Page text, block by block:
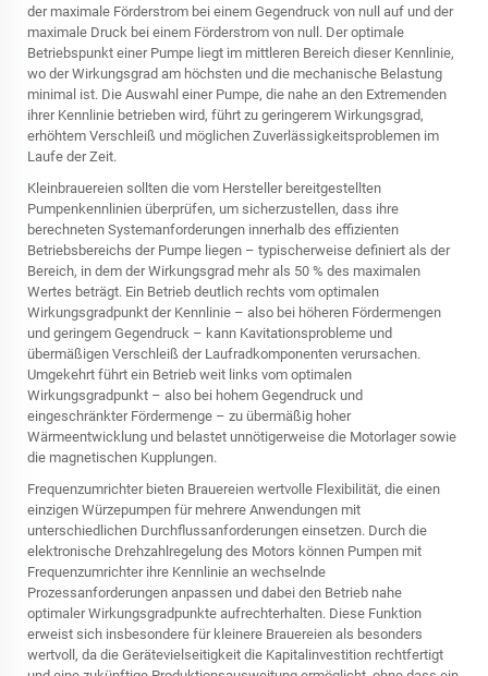
der maximale Förderstrom bei einem Gegendruck von null auf und der
maximale Druck bei einem Förderstrom von null. Der optimale
Betriebspunkt einer Pumpe liegt im mittleren Bereich dieser Kennlinie,
wo der Wirkungsgrad am höchsten und die mechanische Belastung
minimal ist. Die Auswahl einer Pumpe, die nahe an den Extremenden
ihrer Kennlinie betrieben wird, führt zu geringerem Wirkungsgrad,
erhöhtem Verschleiß und möglichen Zuverlässigkeitsproblemen im
Laufe der Zeit.
Kleinbrauereien sollten die vom Hersteller bereitgestellten
Pumpenkennlinien überprüfen, um sicherzustellen, dass ihre
berechneten Systemanforderungen innerhalb des effizienten
Betriebsbereichs der Pumpe liegen – typischerweise definiert als der
Bereich, in dem der Wirkungsgrad mehr als 50 % des maximalen
Wertes beträgt. Ein Betrieb deutlich rechts vom optimalen
Wirkungsgradpunkt der Kennlinie – also bei höheren Fördermengen
und geringem Gegendruck – kann Kavitationsprobleme und
übermäßigen Verschleiß der Laufradkomponenten verursachen.
Umgekehrt führt ein Betrieb weit links vom optimalen
Wirkungsgradpunkt – also bei hohem Gegendruck und
eingeschränkter Fördermenge – zu übermäßig hoher
Wärmeentwicklung und belastet unnötigerweise die Motorlager sowie
die magnetischen Kupplungen.
Frequenzumrichter bieten Brauereien wertvolle Flexibilität, die einen
einzigen Würzepumpen für mehrere Anwendungen mit
unterschiedlichen Durchflussanforderungen einsetzen. Durch die
elektronische Drehzahlregelung des Motors können Pumpen mit
Frequenzumrichter ihre Kennlinie an wechselnde
Prozessanforderungen anpassen und dabei den Betrieb nahe
optimaler Wirkungsgradpunkte aufrechterhalten. Diese Funktion
erweist sich insbesondere für kleinere Brauereien als besonders
wertvoll, da die Gerätevielseitigkeit die Kapitalinvestition rechtfertigt